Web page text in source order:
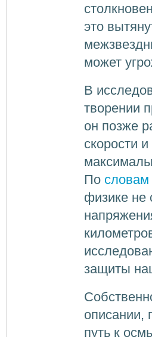
это
может
В
творении
он позже
скорости
По словам
физике не
защиты
описании,
путь к